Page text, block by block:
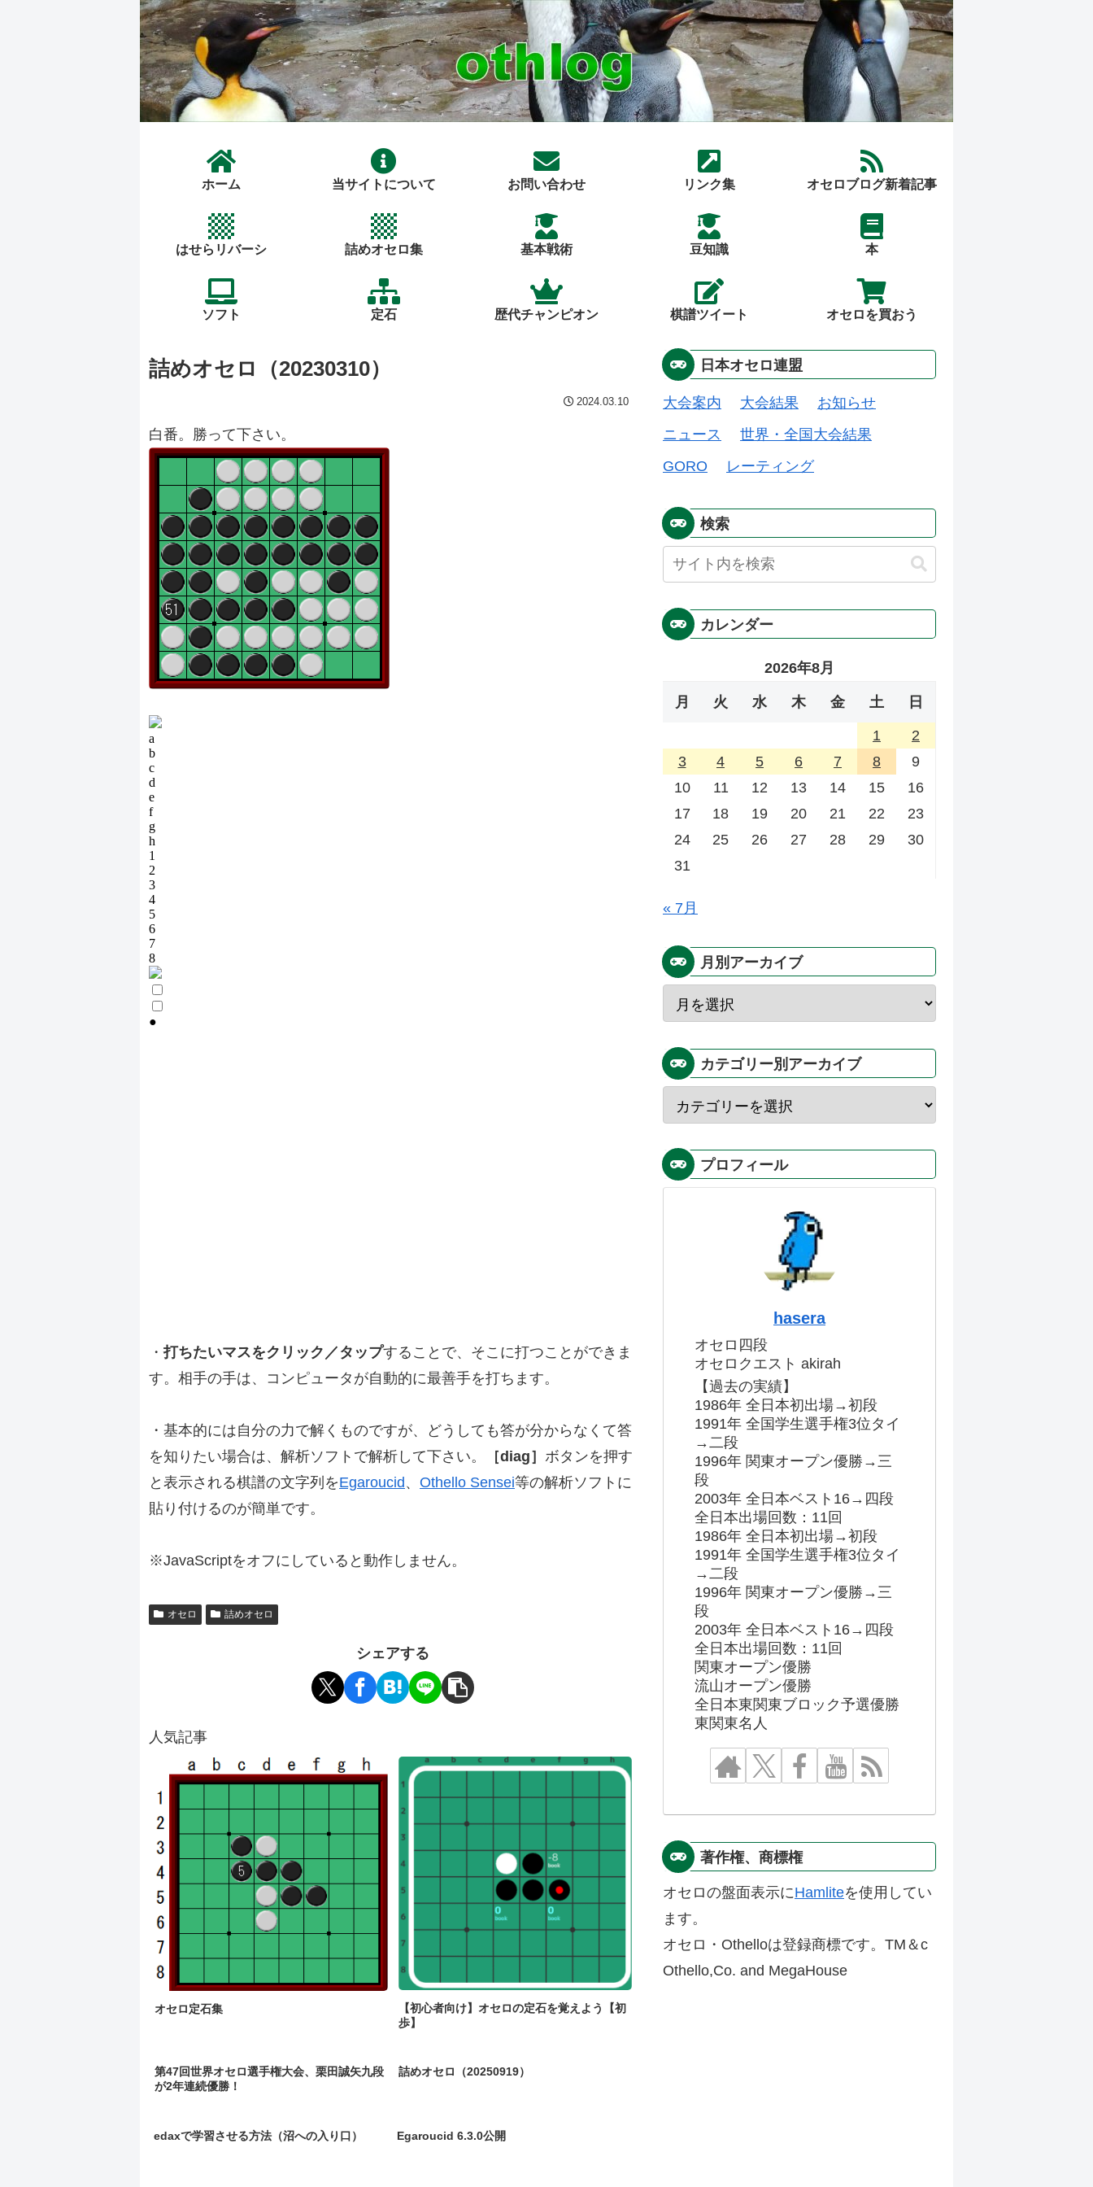
ホーム 当サイトについて お問い合わせ リンク集 オセロブログ新着記事
はせらリバーシ 詰めオセロ集 基本戦術 豆知識 本
ソフト 定石 歴代チャンピオン 棋譜ツイート オセロを買おう
詰めオセロ（20230310）
2024.03.10
白番。勝って下さい。
・打ちたいマスをクリック／タップすることで、そこに打つことができま
す。相手の手は、コンピュータが自動的に最善手を打ちます。
・基本的には自分の力で解くものですが、どうしても答が分からなくて答
を知りたい場合は、解析ソフトで解析して下さい。
［diag］ ボタンを押す
と表示される棋譜の文字列をEgaroucid、 Othello Sensei等の解析ソフトに
貼り付けるのが簡単です。
※JavaScriptをオフにしていると動作しません。
オセロ 詰めオセロ
シェアする
人気記事
オセロ定石集
【初心者向け】オセロの定石を覚えよう【初
歩】
第47回世界オセロ選手権大会、栗田誠矢九段
が2年連続優勝！
詰めオセロ（20250919）
edaxで学習させる方法（沼への入り口） Egaroucid 6.3.0公開
日本オセロ連盟
大会案内 大会結果
お知らせ
ニュース
世界・全国大会結果
GORO
レーティング
検索
カレンダー
2026年8月
月 火 水 木 金 土 日
1
2
3
4 5 6 7 8
9
10
11 12 13 14 15
16
17
18 19 20 21 22
23
24
25 26 27 28 29
30
31
« 7月
月別アーカイブ
カテゴリー別アーカイブ
プロフィール
hasera
オセロ四段
オセロクエスト akirah
【過去の実績】
1986年 全日本初出場→初段
1991年 全国学生選手権3位タイ
→二段
1996年 関東オープン優勝→三
段
2003年 全日本ベスト16→四段
全日本出場回数：11回
1986年 全日本初出場→初段
1991年 全国学生選手権3位タイ
→二段
1996年 関東オープン優勝→三
段
2003年 全日本ベスト16→四段
全日本出場回数：11回
関東オープン優勝
流山オープン優勝
全日本東関東ブロック予選優勝
東関東名人
著作権、商標権
オセロの盤面表示にHamliteを使用してい
ます。
オセロ・Othelloは登録商標です。TM＆c
Othello,Co. and MegaHouse